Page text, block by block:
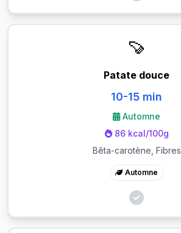
🍠
Patate douce
10-15 min
Automne
86 kcal/100g
Bêta-carotène, Fibres
Automne